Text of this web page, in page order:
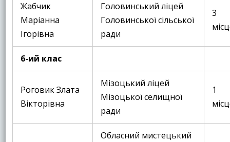
Жабчик
Маріанна
Ігорівна
Головинський ліцей
Головинської сільської
ради
3
6-ий клас
Роговик Злата
Вікторівна
Мізоцький ліцей
Мізоцької селищної
ради
1
Обласний мистецький